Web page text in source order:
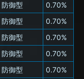
防御型
0.70%
防御型
0.70%
防御型
0.70%
防御型
0.70%
防御型
0.70%